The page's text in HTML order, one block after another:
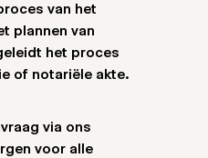
van het
plannen van
het proces
of notariële akte.
via ons
voor alle